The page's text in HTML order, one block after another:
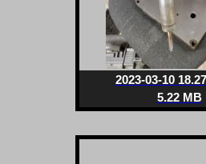
2023-03-10
5.22 MB